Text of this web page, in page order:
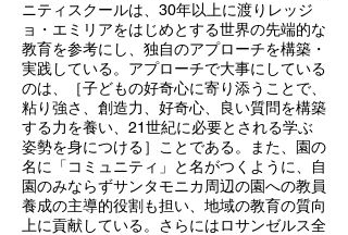
ニティスクールは、30年以上に渡りレッジ
ョ・エミリアをはじめとする世界の先端的な
教育を参考にし、独自のアプローチを構築・
実践している。アプローチで大事にしている
のは、［子どもの好奇心に寄り添うことで、
粘り強さ、創造力、好奇心、良い質問を構築
する力を養い、21世紀に必要とされる学ぶ
姿勢を身につける］ことである。また、園の
名に「コミュニティ」と名がつくように、自
園のみならずサンタモニカ周辺の園への教員
養成の主導的役割も担い、地域の教育の質向
上に貢献している。さらにはロサンゼルス全